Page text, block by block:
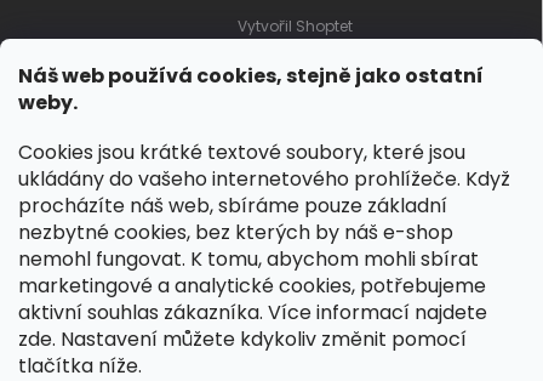
Náš web používá cookies, stejně jako ostatní
weby.
Cookies jsou krátké textové soubory, které jsou
ukládány do vašeho internetového prohlížeče. Když
procházíte náš web, sbíráme pouze základní
nezbytné cookies, bez kterých by náš e-shop
nemohl fungovat. K tomu, abychom mohli sbírat
marketingové a analytické cookies, potřebujeme
aktivní souhlas zákazníka. Více informací najdete
zde. Nastavení můžete kdykoliv změnit pomocí
tlačítka níže.
Vytvořil Shoptet